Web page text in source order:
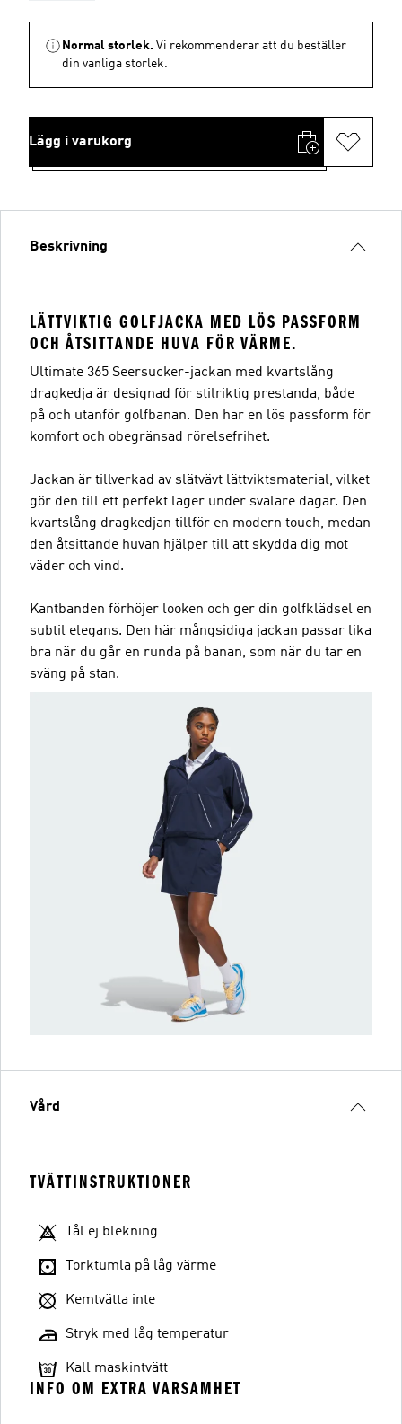
Normal storlek. Vi rekommenderar att du beställer
din vanliga storlek.
Lägg i varukorg
Beskrivning
LÄTTVIKTIG GOLFJACKA MED LÖS PASSFORM
OCH ÅTSITTANDE HUVA FÖR VÄRME.
Ultimate 365 Seersucker-jackan med kvartslång
dragkedja är designad för stilriktig prestanda, både
på och utanför golfbanan. Den har en lös passform för
komfort och obegränsad rörelsefrihet.
Jackan är tillverkad av slätvävt lättviktsmaterial, vilket
gör den till ett perfekt lager under svalare dagar. Den
kvartslång dragkedjan tillför en modern touch, medan
den åtsittande huvan hjälper till att skydda dig mot
väder och vind.
Kantbanden förhöjer looken och ger din golfklädsel en
subtil elegans. Den här mångsidiga jackan passar lika
bra när du går en runda på banan, som när du tar en
sväng på stan.
Vård
TVÄTTINSTRUKTIONER
Tål ej blekning
Torktumla på låg värme
Kemtvätta inte
Stryk med låg temperatur
Kall maskintvätt
INFO OM EXTRA VARSAMHET